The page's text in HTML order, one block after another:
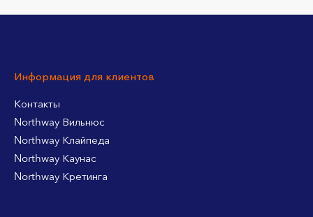
Информация для клиентов
Контакты
Northway Вильнюс
Northway Клайпеда
Northway Каунас
Northway Кретинга